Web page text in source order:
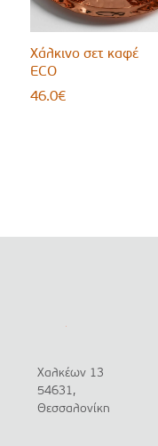
Χάλκινο σετ καφέ
ECO
46.0€
Χαλκέων 13
54631,
Θεσσαλονίκη